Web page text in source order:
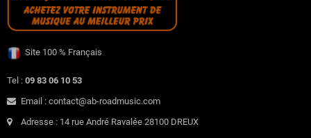
Site 100 % Français
Tel : 09 83 06 10 53
Email : contact@ab-roadmusic.com
Adresse : 14 rue André Ravalée 28100 DREUX